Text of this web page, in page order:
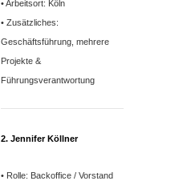
• Arbeitsort: Köln
• Zusätzliches:
Geschäftsführung, mehrere
Projekte &
Führungsverantwortung
2. Jennifer Köllner
• Rolle: Backoffice / Vorstand